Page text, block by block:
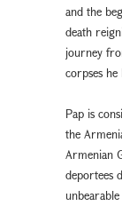
and the
death
journey
corpses he
Pap is
the
Armenian
deportees